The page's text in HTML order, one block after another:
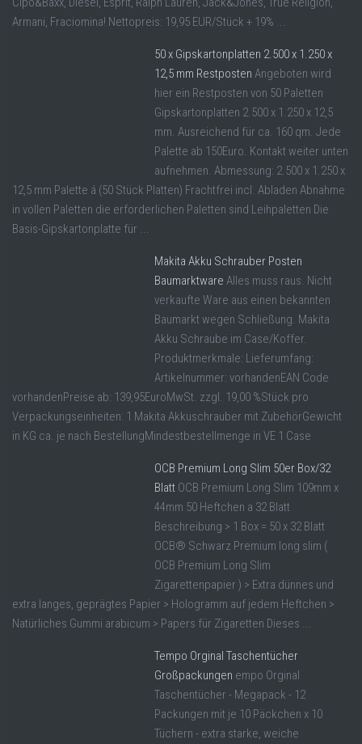
Armani, Fraciomina! Nettopreis: 19,95 EUR/Stück + 19% ...
50 x Gipskartonplatten 2.500 x 1.250 x
12,5 mm Restposten Angeboten wird
hier ein Restposten von 50 Paletten
Gipskartonplatten 2.500 x 1.250 x 12,5
mm. Ausreichend für ca. 160 qm. Jede
Palette ab 150Euro. Kontakt weiter unten
aufnehmen. Abmessung: 2.500 x 1.250 x
12,5 mm Palette á (50 Stück Platten) Frachtfrei incl. Abladen Abnahme
in vollen Paletten die erforderlichen Paletten sind Leihpaletten Die
Basis-Gipskartonplatte für ...
Makita Akku Schrauber Posten
Baumarktware Alles muss raus. Nicht
verkaufte Ware aus einen bekannten
Baumarkt wegen Schließung. Makita
Akku Schraube im Case/Koffer.
Produktmerkmale: Lieferumfang:
Artikelnummer: vorhandenEAN Code
vorhandenPreise ab: 139,95EuroMwSt. zzgl. 19,00 %Stück pro
Verpackungseinheiten: 1 Makita Akkuschrauber mit ZubehörGewicht
in KG ca. je nach BestellungMindestbestellmenge in VE 1 Case
OCB Premium Long Slim 50er Box/32
Blatt OCB Premium Long Slim 109mm x
44mm 50 Heftchen a 32 Blatt
Beschreibung > 1 Box = 50 x 32 Blatt
OCB® Schwarz Premium long slim (
OCB Premium Long Slim
Zigarettenpapier ) > Extra dünnes und
extra langes, geprägtes Papier > Hologramm auf jedem Heftchen >
Natürliches Gummi arabicum > Papers für Zigaretten Dieses ...
Tempo Orginal Taschentücher
Großpackungen empo Orginal
Taschentücher - Megapack - 12
Packungen mit je 10 Päckchen x 10
Tüchern - extra starke, weiche